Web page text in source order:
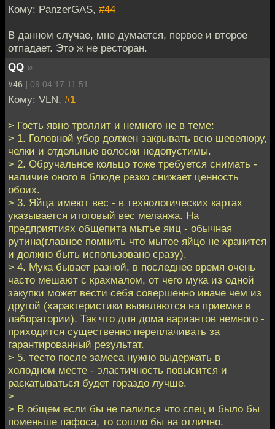
Кому: PanzerGAS, #44
В данном случае, мне думается, первое и второе
отпадает. Это ж не ресторан.
QQ »
#46 | 09.04.17 11:51
Кому: VLN, #1
> Гость явно троллит и немного не в теме:
> 1. Головной убор должен закрывать всю шевелюру,
челки и отдельные волоски недопустимы.
> 2. Обручальное кольцо тоже требуется снимать -
наличие оного в блюде резко снижает ценность
обоих.
> 3. Яйца имеют вес - в технологических картах
указывается итоговый вес меланжа. На
предприятиях общепита мытье яиц - обычная
рутина(главное помнить что мытое яйцо не хранится
и должно быть использовано сразу).
> 4. Мука бывает разной, в последнее время очень
часто мешают с крахмалом, от чего мука из одной
закупки может вести себя совершенно иначе чем из
другой (характеристики выявляются на приемке в
лаборатории). Так что для дома вариантов немного -
приходится существенно переплачивать за
гарантированный результат.
> 5. тесто после замеса нужно выдержать в
холодном месте - эластичность повысится и
раскатываться будет гораздо лучше.
>
> В общем если бы не палился что спец и было бы
поменьше пафоса, то сошло бы на отлично.